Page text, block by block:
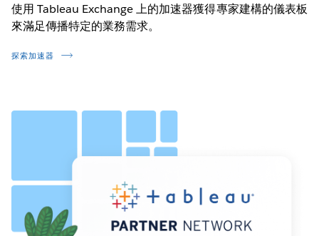
使用 Tableau Exchange 上的加速器獲得專家建構的儀表板
來滿足傳播特定的業務需求。
探索加速器